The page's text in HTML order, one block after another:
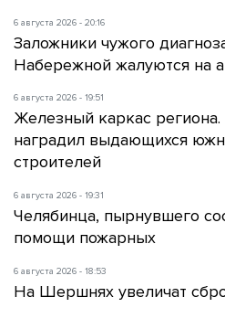
6 августа 2026 - 20:16
Заложники чужого
Набережной жалуются на
6 августа 2026 - 19:51
Железный каркас
наградил выдающихся
строителей
6 августа 2026 - 19:31
Челябинца, пырнувшего
помощи пожарных
6 августа 2026 - 18:53
На Шершнях увеличат